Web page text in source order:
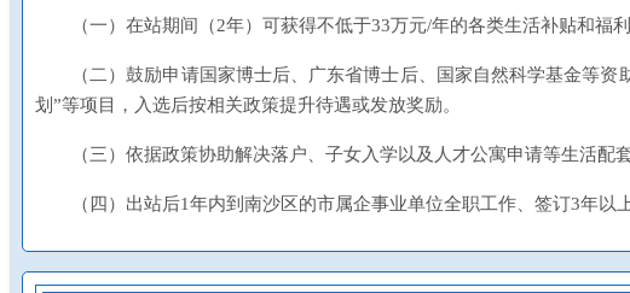
（一）在站期间（2年）可获得不低于33万元/年的各类生活补贴和
（二）鼓励申请国家博士后、广东省博士后、国家自然科学基金等
划”等项目，入选后按相关政策提升待遇或发放奖励。
（三）依据政策协助解决落户、子女入学以及人才公寓申请等生活配套
（四）出站后1年内到南沙区的市属企事业单位全职工作、签订3年